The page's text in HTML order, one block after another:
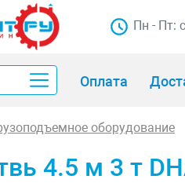
Пн - Пт:
Оплата
оборудование
4.5 м 3 т